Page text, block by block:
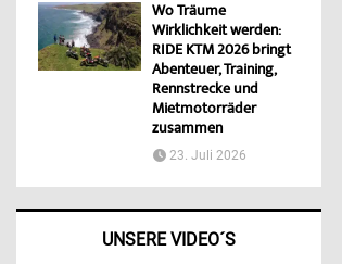
Wo Träume
Wirklichkeit werden:
RIDE KTM 2026 bringt
Abenteuer, Training,
Rennstrecke und
Mietmotorräder
zusammen
23. Juli 2026
UNSERE VIDEO´S